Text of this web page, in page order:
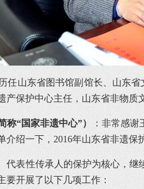
任山东省图书馆副馆长、山东
保护中心主任，山东省非物质
“国家非遗中心”）
：非常感
绍一下，2016年山东省非遗
代表性传承人的保护为核心，
开展了以下几项工作：